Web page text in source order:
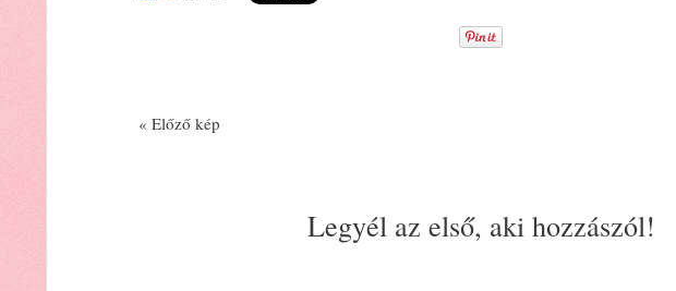
« Előző kép
Legyél az első, aki hozzászól!